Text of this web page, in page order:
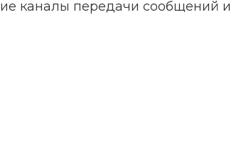
каналы передачи сообщений и